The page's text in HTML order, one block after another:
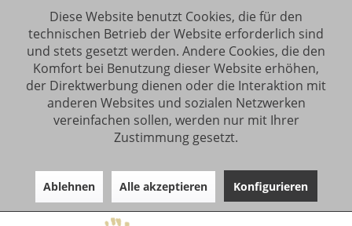
Diese Website benutzt Cookies, die für den
technischen Betrieb der Website erforderlich sind
und stets gesetzt werden. Andere Cookies, die den
Komfort bei Benutzung dieser Website erhöhen,
der Direktwerbung dienen oder die Interaktion mit
anderen Websites und sozialen Netzwerken
vereinfachen sollen, werden nur mit Ihrer
Zustimmung gesetzt.
Ablehnen Alle akzeptieren Konfigurieren